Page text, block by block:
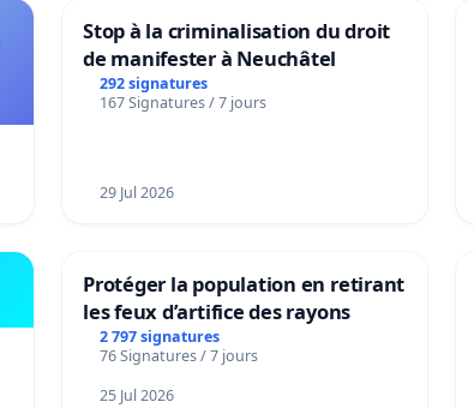
Stop à la criminalisation du droit
de manifester à Neuchâtel
292 signatures
167 Signatures / 7 jours
29 Jul 2026
Protéger la population en retirant
les feux d’artifice des rayons
2 797 signatures
76 Signatures / 7 jours
25 Jul 2026